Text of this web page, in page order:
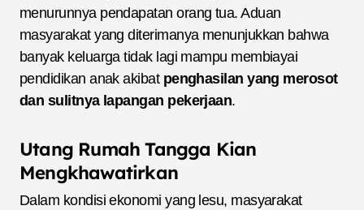
menurunnya pendapatan orang tua. Aduan
masyarakat yang diterimanya menunjukkan bahwa
banyak keluarga tidak lagi mampu membiayai
pendidikan anak akibat penghasilan yang merosot
dan sulitnya lapangan pekerjaan.
Utang Rumah Tangga Kian
Mengkhawatirkan
Dalam kondisi ekonomi yang lesu, masyarakat